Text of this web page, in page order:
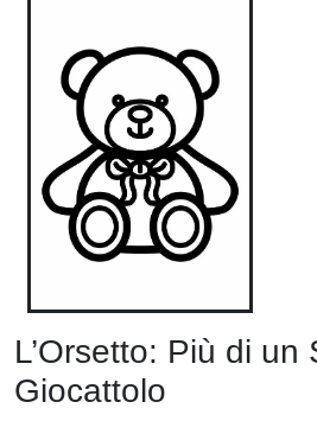
L’Orsetto: Più di un
Giocattolo